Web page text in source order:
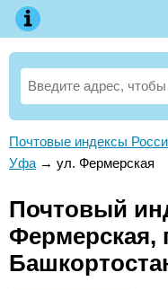
Почтовые индексы
Уфа → ул. Фермерская
Почтовый
Фермерская,